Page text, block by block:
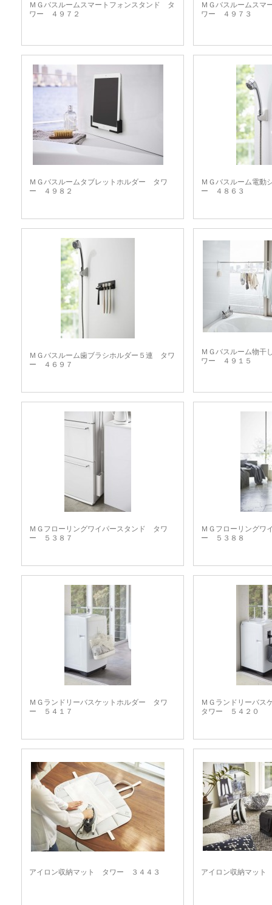
ＭＧバスルームスマートフォンスタンド タ
ワー ４９７２
ＭＧバスルームス
ワー ４９７３
ＭＧバスルームタブレットホルダー タワ
ー ４９８２
ＭＧバスルーム電
ー ４８６３
ＭＧバスルーム歯ブラシホルダー５連 タワ
ー ４６９７
ＭＧバスルーム物
ワー ４９１５
ＭＧフローリングワイパースタンド タワ
ー ５３８７
ＭＧフローリング
ー ５３８８
ＭＧランドリーバスケットホルダー タワ
ー ５４１７
ＭＧランドリーバ
タワー ５４２０
アイロン収納マット タワー ３４４３ アイロン収納マッ